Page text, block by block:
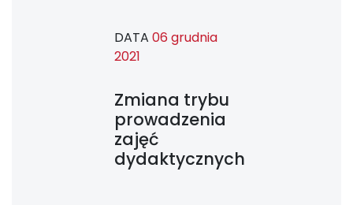
DATA 06 grudnia
2021
Zmiana trybu
prowadzenia
zajęć
dydaktycznych